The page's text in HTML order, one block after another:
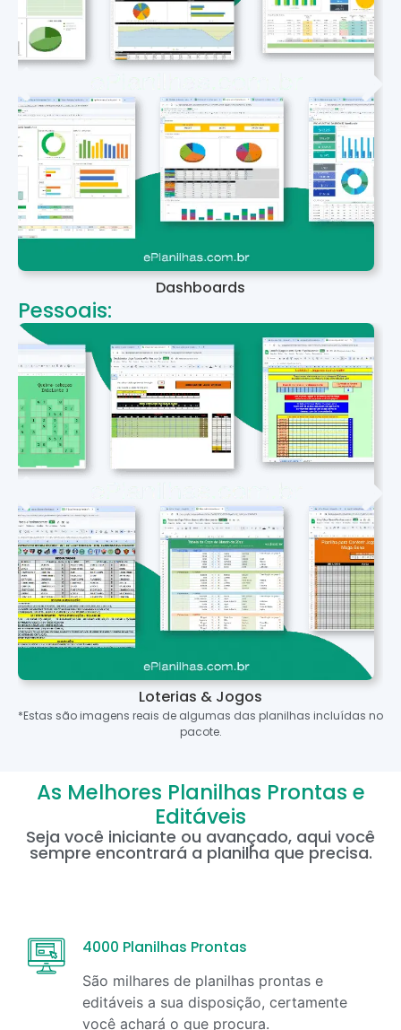
Dashboards
Pessoais:
Loterias & Jogos
*Estas são imagens reais de algumas das planilhas incluídas no
pacote.
As Melhores Planilhas Prontas e
Editáveis
Seja você iniciante ou avançado, aqui você
sempre encontrará a planilha que precisa.
4000 Planilhas Prontas
São milhares de planilhas prontas e
editáveis a sua disposição, certamente
você achará o que procura.